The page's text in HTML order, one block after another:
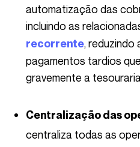
automatização das
incluindo as
recorrente, reduzindo
pagamentos tardios
gravemente a
Centralização das
centraliza todas as